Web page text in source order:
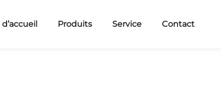
Produits Service Contact